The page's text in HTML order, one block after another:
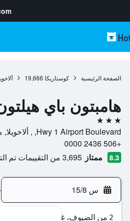
الصفحة الرئيسية كوستاريكا 19,666
هامبتون باي
3 نجوم
Hwy 1 Airport Boulevard, , ألاخويلا, مقاطعة ألاخويلا, كوستاريكا
+506 2436 0000
8.3 ممتاز 3,695 من التقييمات تم التحقق منها
س 15/8
2 من الضيوف، غرفة واحدة